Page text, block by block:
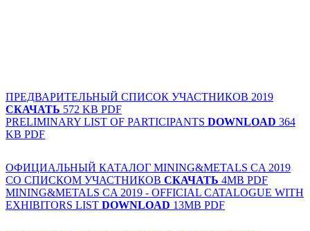
ПРЕДВАРИТЕЛЬНЫЙ СПИСОК УЧАСТНИКОВ 2019
СКАЧАТЬ 572 KB PDF
PRELIMINARY LIST OF PARTICIPANTS DOWNLOAD 364
KB PDF
ОФИЦИАЛЬНЫЙ КАТАЛОГ MINING&METALS CA 2019
СО СПИСКОМ УЧАСТНИКОВ СКАЧАТЬ 4MB PDF
MINING&METALS CA 2019 - OFFICIAL CATALOGUE WITH
EXHIBITORS LIST DOWNLOAD 13MB PDF